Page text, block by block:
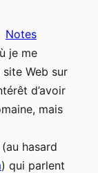
Notes
je me
site Web sur
d’avoir
mais
hasard
) qui parlent